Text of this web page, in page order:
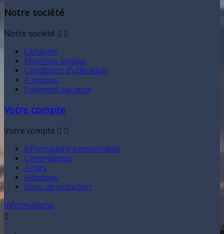
Notre société
Notre société  
Livraison
Mentions légales
Conditions d'utilisation
A propos
Paiement sécurisé
Votre compte
Votre compte  
Informations personnelles
Commandes
Avoirs
Adresses
Bons de réduction
Informations
